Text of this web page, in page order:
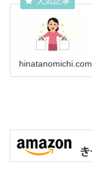
hinatanomichi.com